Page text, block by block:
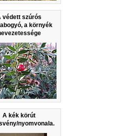
védett szúrós
a környék
A kék körút
nyomvonala.